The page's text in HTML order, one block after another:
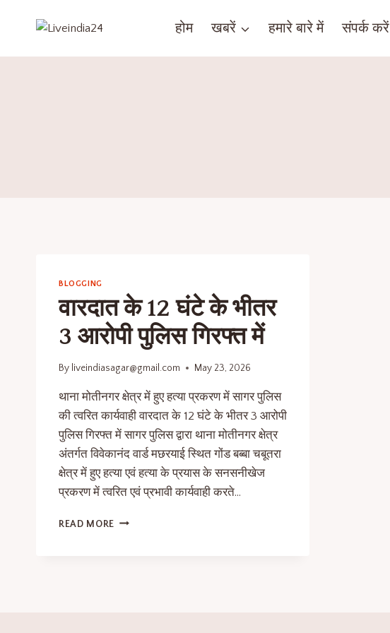
होम खबरें हमारे बारे में संपर्क करें
BLOGGING
वारदात के 12 घंटे के भीतर
3 आरोपी पुलिस गिरफ्त में
By liveindiasagar@gmail.com May 23, 2026
थाना मोतीनगर क्षेत्र में हुए हत्या प्रकरण में सागर पुलिस
की त्वरित कार्यवाही वारदात के 12 घंटे के भीतर 3 आरोपी
पुलिस गिरफ्त में सागर पुलिस द्वारा थाना मोतीनगर क्षेत्र
अंतर्गत विवेकानंद वार्ड मछरयाई स्थित गोंड बब्बा चबूतरा
क्षेत्र में हुए हत्या एवं हत्या के प्रयास के सनसनीखेज
प्रकरण में त्वरित एवं प्रभावी कार्यवाही करते…
READ MORE